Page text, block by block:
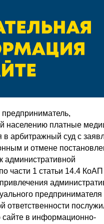
населению платные
в арбитражный суд с
и отмене
административной
части 1 статьи 14.4
предпринимателя
ответственности
сайте в информационно-